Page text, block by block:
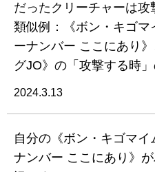
だったクリーチャーは攻
類似例：《ボン・キゴマ
ーナンバー ここにあり
グJO》の「攻撃する時
2024.3.13
自分の《ボン・キゴマ
ナンバー ここにあり》